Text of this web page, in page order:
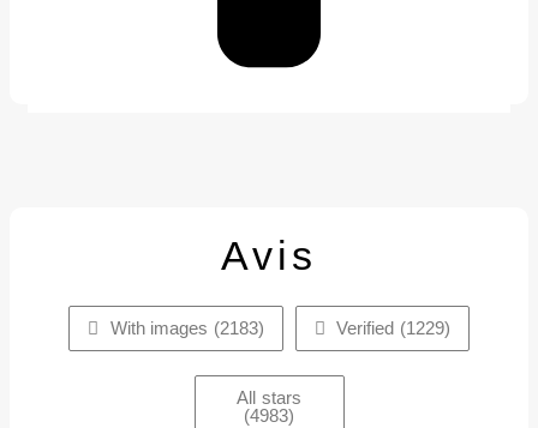
Avis
With images (2183) Verified (1229)
All stars
(4983)